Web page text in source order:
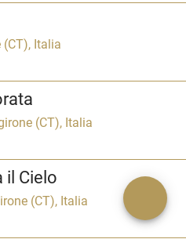
Italia
(CT), Italia
il Cielo
(CT), Italia